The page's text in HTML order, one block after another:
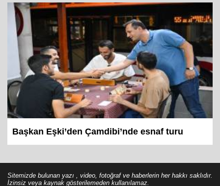
Başkan Eşki’den Çamdibi’nde esnaf turu
Sitemizde bulunan yazı , video, fotoğraf ve haberlerin her hakkı saklıdır.
İzinsiz veya kaynak gösterilemeden kullanılamaz.